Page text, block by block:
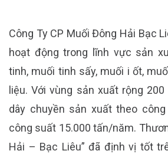
Công Ty CP Muối Đông Hải Bạc
hoạt động trong lĩnh vực sản
tinh, muối tinh sấy, muối i ốt,
liệu. Với vùng sản xuất rộng
dây chuyền sản xuất theo
công suất 15.000 tấn/năm.
Hải – Bạc Liêu” đã định vị tốt